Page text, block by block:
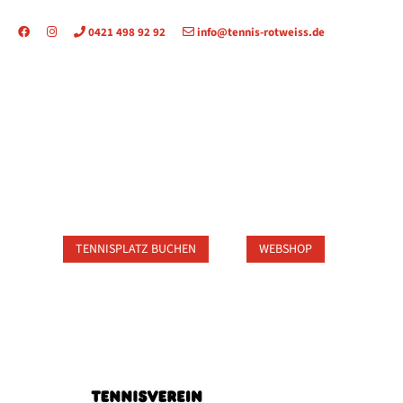
0421 498 92 92 info@tennis-rotweiss.de
TENNISPLATZ BUCHEN WEBSHOP